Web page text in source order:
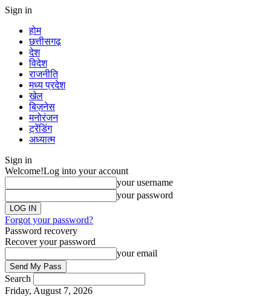
Sign in
होम
छत्तीसगढ़
देश
विदेश
राजनीति
मध्य प्रदेश
खेल
बिज़नेस
मनोरंजन
ट्रेंडिंग
अध्यात्म
Sign in
Welcome!Log into your account
your username
your password
Forgot your password?
Password recovery
Recover your password
your email
Search
Friday, August 7, 2026